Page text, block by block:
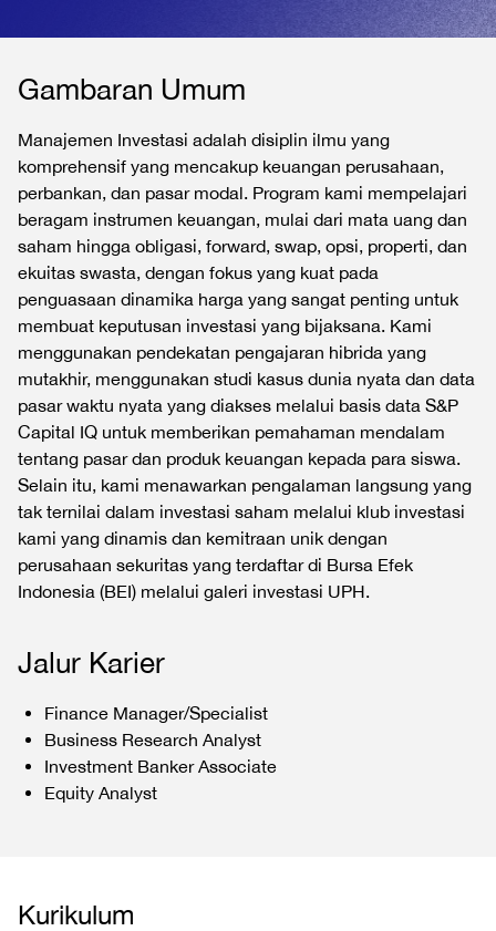
Gambaran Umum
Manajemen Investasi adalah disiplin ilmu yang
komprehensif yang mencakup keuangan perusahaan,
perbankan, dan pasar modal. Program kami mempelajari
beragam instrumen keuangan, mulai dari mata uang dan
saham hingga obligasi, forward, swap, opsi, properti, dan
ekuitas swasta, dengan fokus yang kuat pada
penguasaan dinamika harga yang sangat penting untuk
membuat keputusan investasi yang bijaksana. Kami
menggunakan pendekatan pengajaran hibrida yang
mutakhir, menggunakan studi kasus dunia nyata dan data
pasar waktu nyata yang diakses melalui basis data S&P
Capital IQ untuk memberikan pemahaman mendalam
tentang pasar dan produk keuangan kepada para siswa.
Selain itu, kami menawarkan pengalaman langsung yang
tak ternilai dalam investasi saham melalui klub investasi
kami yang dinamis dan kemitraan unik dengan
perusahaan sekuritas yang terdaftar di Bursa Efek
Indonesia (BEI) melalui galeri investasi UPH.
Jalur Karier
Finance Manager/Specialist
Business Research Analyst
Investment Banker Associate
Equity Analyst
Kurikulum